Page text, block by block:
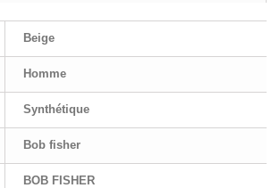
Beige
Homme
Synthétique
Bob fisher
BOB FISHER